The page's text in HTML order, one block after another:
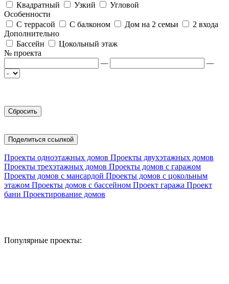
Квадратный
Узкий
Угловой
Особенности
С террасой
С балконом Дом на 2 семьи
2 входа
Дополнительно
Бассейн
Цокольный этаж
№ проекта
—
—
Поделиться ссылкой
Проекты одноэтажных домов Проекты двухэтажных домов
Проекты трехэтажных домов Проекты домов с гаражом
Проекты домов с мансардой Проекты домов с цокольным
этажом Проекты домов с бассейном Проект гаража Проект
бани Проектирование домов
Популярные проекты: